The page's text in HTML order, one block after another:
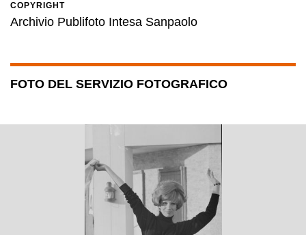
COPYRIGHT
Archivio Publifoto Intesa Sanpaolo
FOTO DEL SERVIZIO FOTOGRAFICO